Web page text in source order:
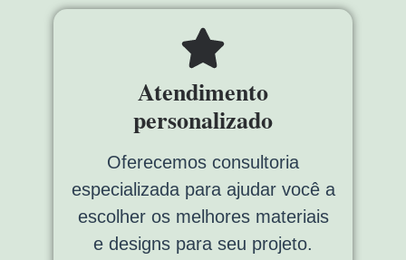
Atendimento
personalizado
Oferecemos consultoria
especializada para ajudar você a
escolher os melhores materiais
e designs para seu projeto.